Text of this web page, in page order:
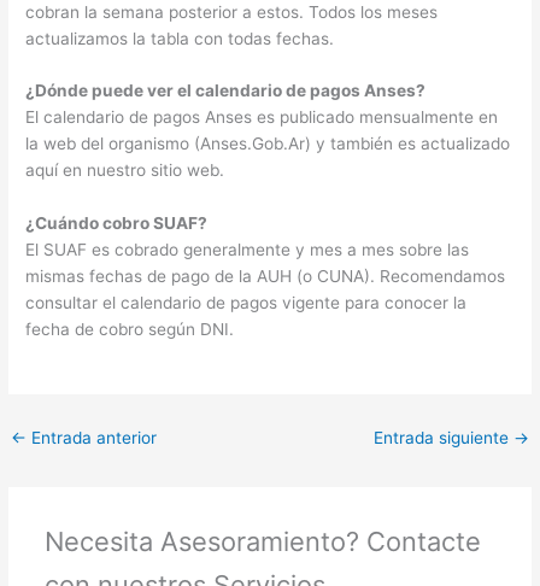
cobran la semana posterior a estos. Todos los meses
actualizamos la tabla con todas fechas.
¿Dónde puede ver el calendario de pagos Anses?
El calendario de pagos Anses es publicado mensualmente en
la web del organismo (Anses.Gob.Ar) y también es actualizado
aquí en nuestro sitio web.
¿Cuándo cobro SUAF?
El SUAF es cobrado generalmente y mes a mes sobre las
mismas fechas de pago de la AUH (o CUNA). Recomendamos
consultar el calendario de pagos vigente para conocer la
fecha de cobro según DNI.
← Entrada anterior Entrada siguiente →
Necesita Asesoramiento? Contacte